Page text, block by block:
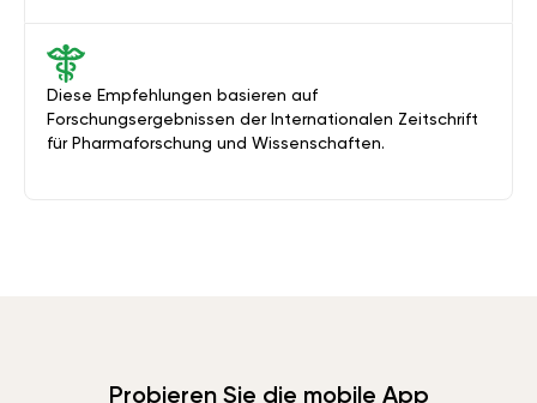
Diese Empfehlungen basieren auf
Forschungsergebnissen der Internationalen Zeitschrift
für Pharmaforschung und Wissenschaften.
Probieren Sie die mobile App